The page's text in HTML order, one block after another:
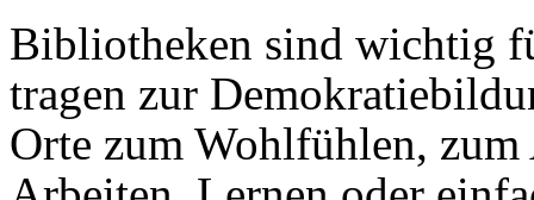
Bibliotheken sind wichtig
tragen zur
Orte zum Wohlfühlen, zum